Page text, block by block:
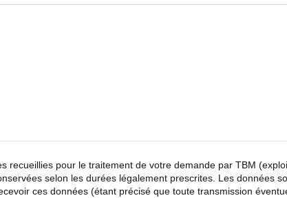
recueillies pour le traitement de votre demande par TBM
selon les durées légalement prescrites. Les données
ces données (étant précisé que toute transmission